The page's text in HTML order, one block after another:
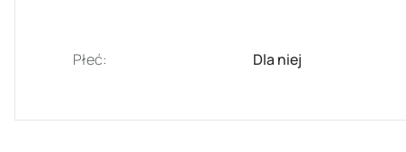
Płeć: Dla niej